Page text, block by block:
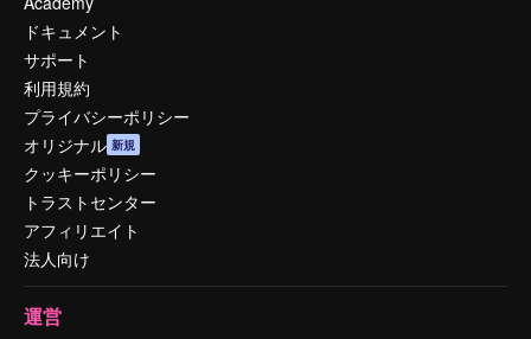
ドキュメント
サポート
利用規約
プライバシーポリシー
オリジナル 新規
クッキーポリシー
トラストセンター
アフィリエイト
法人向け
運営